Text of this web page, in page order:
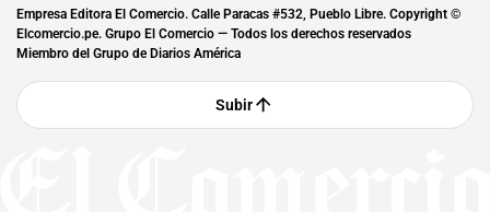
Empresa Editora El Comercio. Calle Paracas #532, Pueblo Libre. Copyright ©
Elcomercio.pe. Grupo El Comercio — Todos los derechos reservados
Miembro del Grupo de Diarios América
Subir